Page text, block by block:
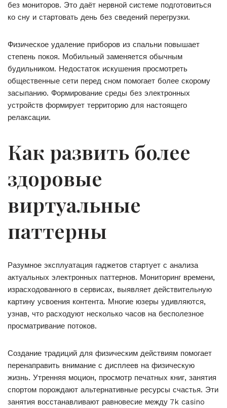
без мониторов. Это даёт нервной системе подготовиться
ко сну и стартовать день без сведений перегрузки.
Физическое удаление приборов из спальни повышает
степень покоя. Мобильный заменяется обычным
будильником. Недостаток искушения просмотреть
общественные сети перед сном помогает более скорому
засыпанию. Формирование среды без электронных
устройств формирует территорию для настоящего
релаксации.
Как развить более
здоровые
виртуальные
паттерны
Разумное эксплуатация гаджетов стартует с анализа
актуальных электронных паттернов. Мониторинг времени,
израсходованного в сервисах, выявляет действительную
картину усвоения контента. Многие юзеры удивляются,
узнав, что расходуют несколько часов на бесполезное
просматривание потоков.
Создание традиций для физическим действиям помогает
перенаправить внимание с дисплеев на физическую
жизнь. Утренняя моцион, просмотр печатных книг, занятия
спортом порождают альтернативные ресурсы счастья. Эти
занятия восстанавливают равновесие между 7k casino